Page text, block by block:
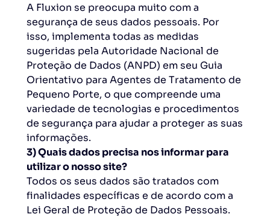
A Fluxion se preocupa muito com a
segurança de seus dados pessoais. Por
isso, implementa todas as medidas
sugeridas pela Autoridade Nacional de
Proteção de Dados (ANPD) em seu Guia
Orientativo para Agentes de Tratamento de
Pequeno Porte, o que compreende uma
variedade de tecnologias e procedimentos
de segurança para ajudar a proteger as suas
informações.
3) Quais dados precisa nos informar para
utilizar o nosso site?
Todos os seus dados são tratados com
finalidades específicas e de acordo com a
Lei Geral de Proteção de Dados Pessoais.